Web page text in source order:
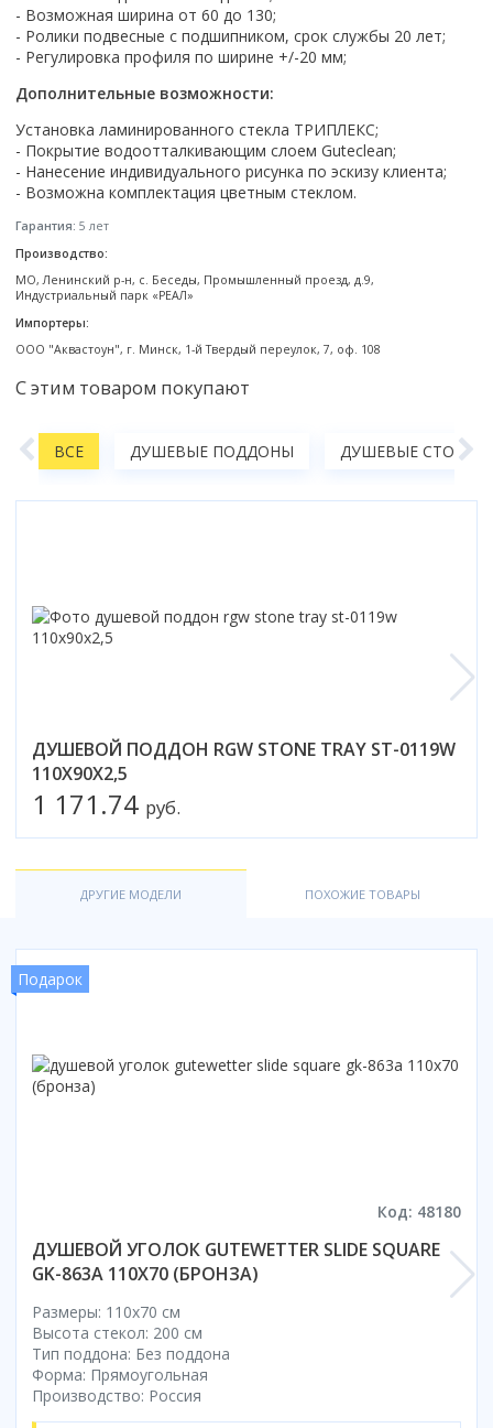
Комплектующие для ванн
Каркас
Ножки
Экраны под ванну
Гидромассажные системы
Wirpool
Китай
Недорогие
Дорогие
Недорогие по акции
Смотреть все
Топ брендов
River
Welt-wasser
Esbano
Смотреть все
Угловая
Квадратная
Смотреть все
С распашной дверью
Со складной дверью
Высокие
Низкие
200 см
Комплектующие
Ролики
Скребки
Форма
Прямоугольные
Закругленная
Комплектующие для унитазов
Гофры
Канализационный выпуск
Патрубки
Смотреть все
С отверстием под смеситель
С пьедесталом
Для дачи
Для ванной
Умывальник-столешница
Уличный
Смотреть все
Пьедесталы
Пьедесталы
Италия
Россия
40 см
50 см
60 см
65 см
Смотреть все
Страна производитель
Германия
Польша
Сербия
Чехия
Смотреть все
Страна производитель
Германия
Испания
Италия
Польша
Смотреть все
Grass
Karcher
O2 минерал
Vega
Страна производитель
Великобритания
Германия
Китай
Смотреть все
Пылесосы
Электровеники, электрошвабры
Мойки высокого давления
Пароочистители
Подметальные машины
Гладильные доски
Аккумуляторные воздуходувки
- Возможная ширина от 60 до 130;
- Ролики подвесные с подшипником, срок службы 20 лет;
- Регулировка профиля по ширине +/-20 мм;
Дополнительные возможности:
Установка ламинированного стекла ТРИПЛЕКС;
- Покрытие водоотталкивающим слоем Guteclean;
- Нанесение индивидуального рисунка по эскизу клиента;
- Возможна комплектация цветным стеклом.
Гарантия: 5 лет
Производство:
МО, Ленинский р-н, с. Беседы, Промышленный проезд, д.9,
Индустриальный парк «РЕАЛ»
Импортеры:
ООО "Аквастоун", г. Минск, 1-й Твердый переулок, 7, оф. 108
С этим товаром покупают
ВСЕ ДУШЕВЫЕ ПОДДОНЫ ДУШЕВЫЕ
ДУШЕВОЙ ПОДДОН RGW STONE TRAY ST-0119W
110Х90X2,5
1 171.74 руб.
ДРУГИЕ МОДЕЛИ ПОХОЖИЕ ТОВАРЫ
Подарок
Код: 48180
ДУШЕВОЙ УГОЛОК GUTEWETTER SLIDE SQUARE
GK-863A 110X70 (БРОНЗА)
Размеры: 110x70 cм
Высота стекол: 200 см
Тип поддона: Без поддона
Форма: Прямоугольная
Производство: Россия